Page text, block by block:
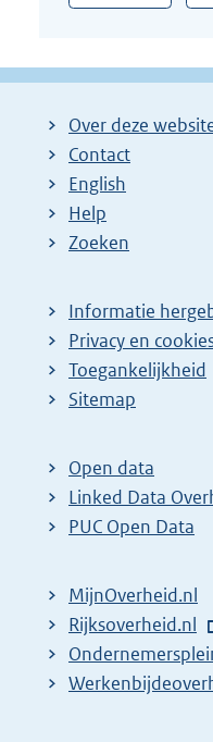
Over deze
Contact
English
Help
Zoeken
Informatie
Privacy en
Toegankelijkheid
Sitemap
Open data
Linked Data
PUC Open Data
MijnOverheid.nl
E
x
t
Rijksoverheid.nl
E
x
E